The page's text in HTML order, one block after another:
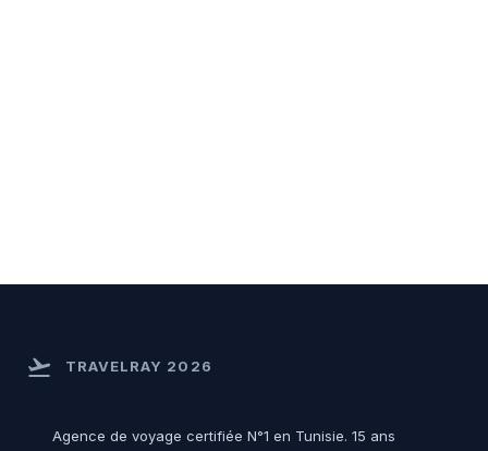
flight_takeoff TRAVELRAY 2026
Agence de voyage certifiée N°1 en Tunisie. 15 ans